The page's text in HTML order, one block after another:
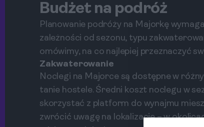
Budżet na podróż
Planowanie podróży na Majorkę
zależności od sezonu, typu
omówimy, na co najlepiej przeznaczyć
Zakwaterowanie
Noclegi na Majorce są dostępne w
tanie hostele. Średni koszt noclegu w
skorzystać z platform do wynajmu
zwrócić uwagę na lokalizację – w